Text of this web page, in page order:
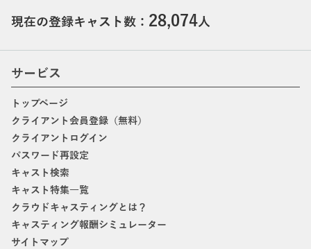
現在の登録キャスト数： 28,074人
サービス
トップページ
クライアント会員登録（無料）
クライアントログイン
パスワード再設定
キャスト検索
キャスト特集一覧
クラウドキャスティングとは？
キャスティング報酬シミュレーター
サイトマップ